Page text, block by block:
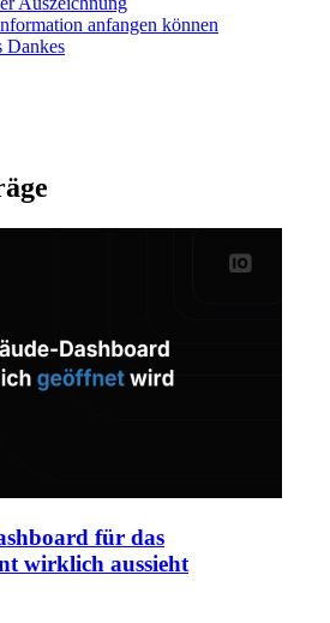
anfangen können
Dankes
für das
wirklich aussieht